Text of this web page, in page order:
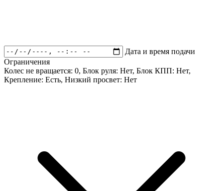
Дата и время подачи
Ограничения
Колес не вращается: 0, Блок руля: Нет, Блок КПП: Нет,
Крепление: Есть, Низкий просвет: Нет